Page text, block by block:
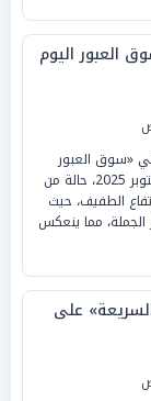
العبور اليوم
«سوق العبور
للجملة» اليوم الثلاثاء الموافق 21 أكتوبر 2025، حالة من
الطفيف، حيث
مما ينعكس
على